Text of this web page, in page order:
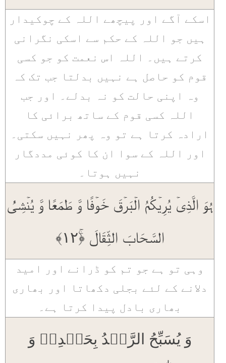
اسکے آگے اور پیچھے اللہ کے چوکیدار
ہیں جو اللہ کے حکم سے اسکی نگرانی
کرتے ہیں۔ اللہ اس نعمت کو جو کسی
قوم کو حاصل ہے نہیں بدلتا جب تک کہ
وہ اپنی حالت کو نہ بدلے۔ اور جب
اللہ کسی قوم کے ساتھ برائی کا
ارادہ کرتا ہے تو وہ پھر نہیں سکتی۔
اور اللہ کے سوا ان کا کوئی مددگار
نہیں ہوتا۔
ہُوَ الَّذِیۡ یُرِیۡکُمُ الۡبَرۡقَ خَوۡفًا وَّ طَمَعًا وَّ یُنۡشِیُٔ
السَّحَابَ الثِّقَالَ ﴿ۚ۱۲﴾
وہی تو ہے جو تم کو ڈرانے اور امید
دلانے کے لئے بجلی دکھاتا اور بھاری
بھاری بادل پیدا کرتا ہے۔
وَ یُسَبِّحُ الرَّعۡدُ بِحَمۡدِہٖ وَ